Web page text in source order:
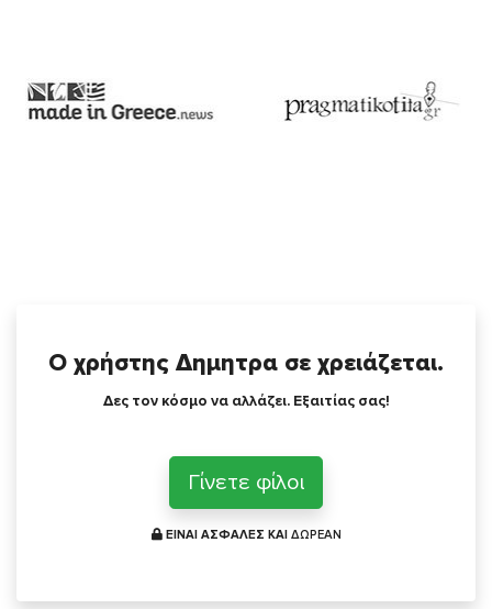
Ο χρήστης Δημητρα σε χρειάζεται.
Δες τον κόσμο να αλλάζει. Εξαιτίας σας!
Γίνετε φίλοι
ΕΙΝΑΙ ΑΣΦΑΛΕΣ ΚΑΙ ΔΩΡΕΑΝ